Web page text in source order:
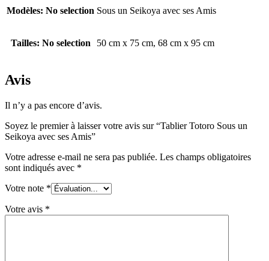
Modèles: No selection Sous un Seikoya avec ses Amis
Tailles: No selection 50 cm x 75 cm, 68 cm x 95 cm
Avis
Il n’y a pas encore d’avis.
Soyez le premier à laisser votre avis sur “Tablier Totoro Sous un
Seikoya avec ses Amis”
Votre adresse e-mail ne sera pas publiée. Les champs obligatoires
sont indiqués avec *
Votre note *
Votre avis *